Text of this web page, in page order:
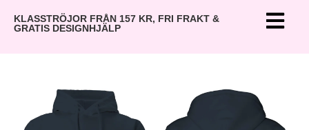
KLASSTRÖJOR FRÅN 157 KR, FRI FRAKT &
GRATIS DESIGNHJÄLP